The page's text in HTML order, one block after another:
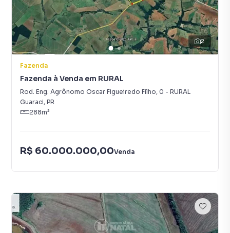
2
Fazenda
Fazenda à Venda em RURAL
Rod. Eng. Agrônomo Oscar Figueiredo Filho, 0 - RURAL
Guaraci, PR
288m²
R$ 60.000.000,00Venda